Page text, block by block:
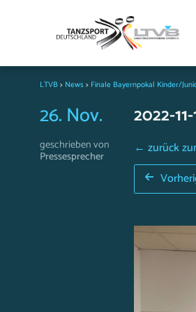
LTVB> News> Finale Bayernpokal Kinder/
26. Nov.
geschrieben von
Pressesprecher
2022-
← zurück